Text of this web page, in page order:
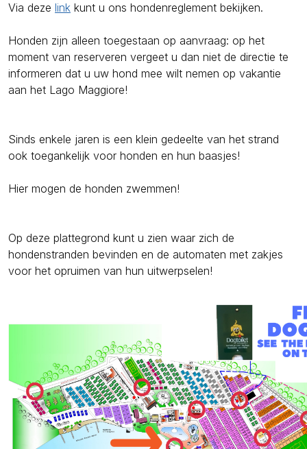
Via deze link kunt u ons hondenreglement bekijken.
Honden zijn alleen toegestaan op aanvraag: op het
moment van reserveren vergeet u dan niet de directie te
informeren dat u uw hond mee wilt nemen op vakantie
aan het Lago Maggiore!
Sinds enkele jaren is een klein gedeelte van het strand
ook toegankelijk voor honden en hun baasjes!
Hier mogen de honden zwemmen!
Op deze plattegrond kunt u zien waar zich de
hondenstranden bevinden en de automaten met zakjes
voor het opruimen van hun uitwerpselen!